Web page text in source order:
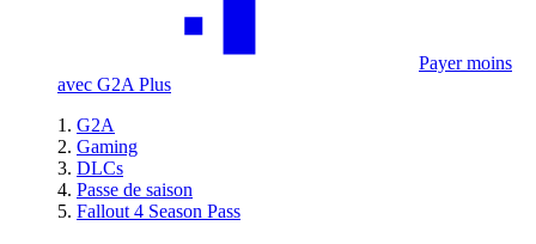
Payer moins
avec G2A Plus
G2A
Gaming
DLCs
Passe de saison
Fallout 4 Season Pass